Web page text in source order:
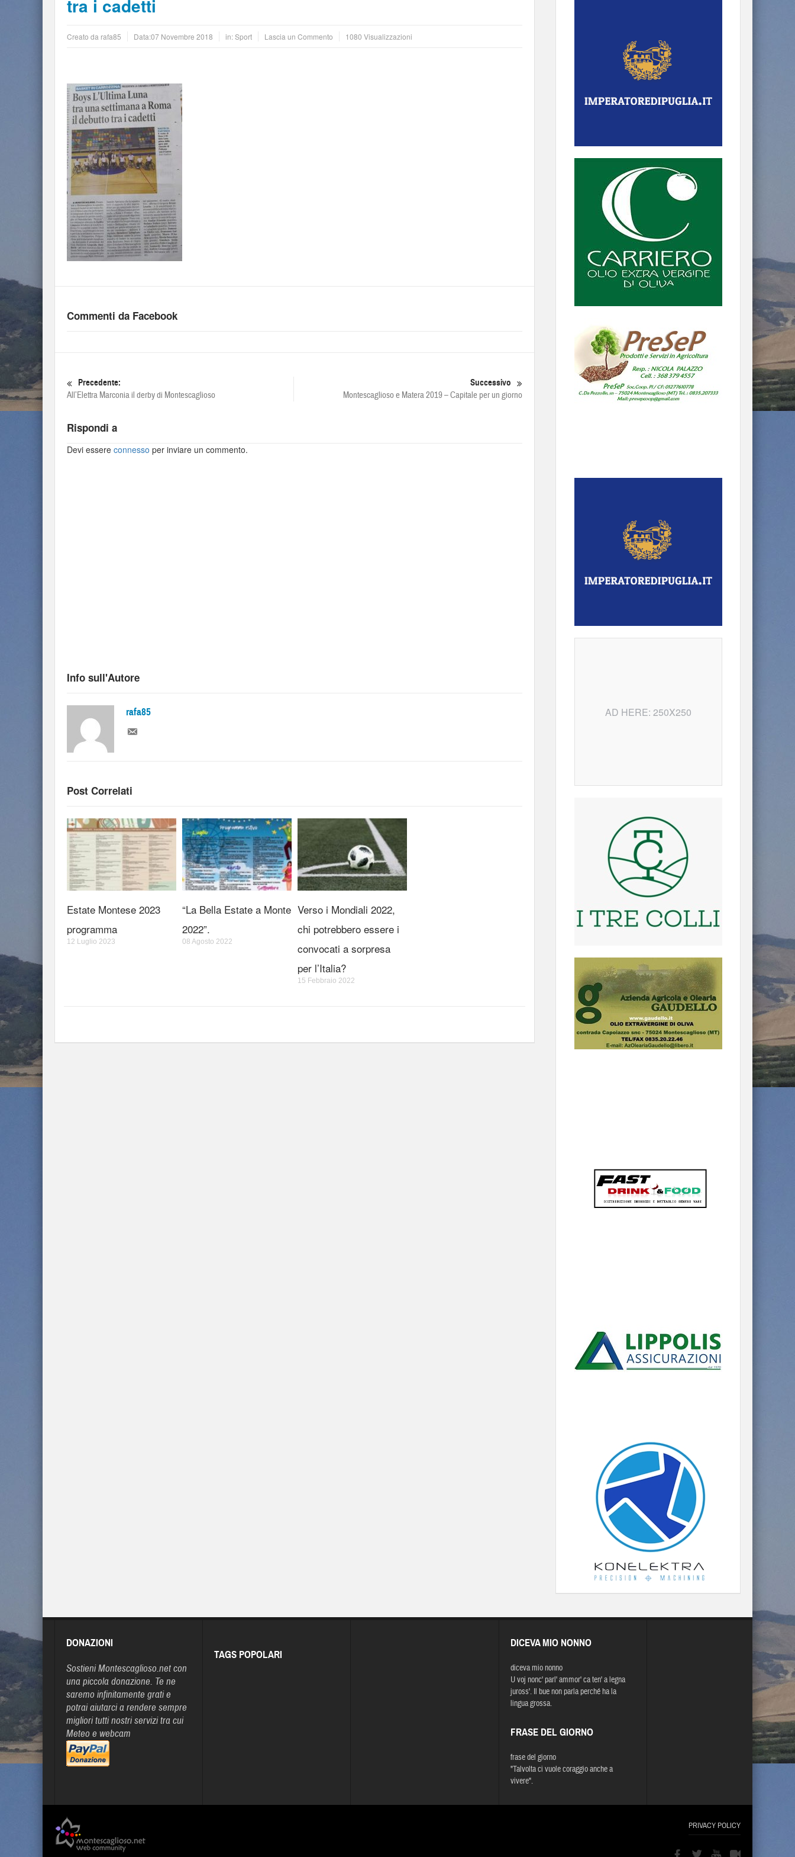
tra i cadetti
Creato da rafa85 Data:07 Novembre 2018 in:Sport Lascia un Commento 1080 Visualizzazioni
Commenti da Facebook
Precedente:
All’Elettra Marconia il derby di Montescaglioso
Successivo
Montescaglioso e Matera 2019 – Capitale per un giorno
Rispondi a
Devi essere connesso per inviare un commento.
Info sull'Autore
rafa85
Post Correlati
Estate Montese 2023
programma
12 Luglio 2023
“La Bella Estate a Monte
2022”.
08 Agosto 2022
Verso i Mondiali 2022,
chi potrebbero essere i
convocati a sorpresa
per l’Italia?
15 Febbraio 2022
AD HERE: 250X250
DONAZIONI
Sostieni Montescaglioso.net con
una piccola donazione. Te ne
saremo infinitamente grati e
potrai aiutarci a rendere sempre
migliori tutti nostri servizi tra cui
Meteo e webcam
TAGS POPOLARI
DICEVA MIO NONNO
diceva mio nonno
U voj nonc' parl' ammor' ca ten' a legna
juross'. Il bue non parla perché ha la
lingua grossa.
FRASE DEL GIORNO
frase del giorno
"Talvolta ci vuole coraggio anche a
vivere".
PRIVACY POLICY